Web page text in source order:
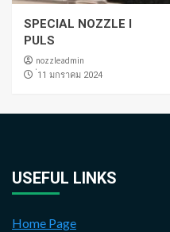
SPECIAL NOZZLE I
PULS
nozzleadmin
่11 มกราคม 2024
USEFUL LINKS
Home Page